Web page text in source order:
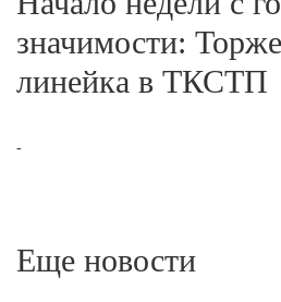
значимости:
линейка в ТКСТП
-
Еще новости